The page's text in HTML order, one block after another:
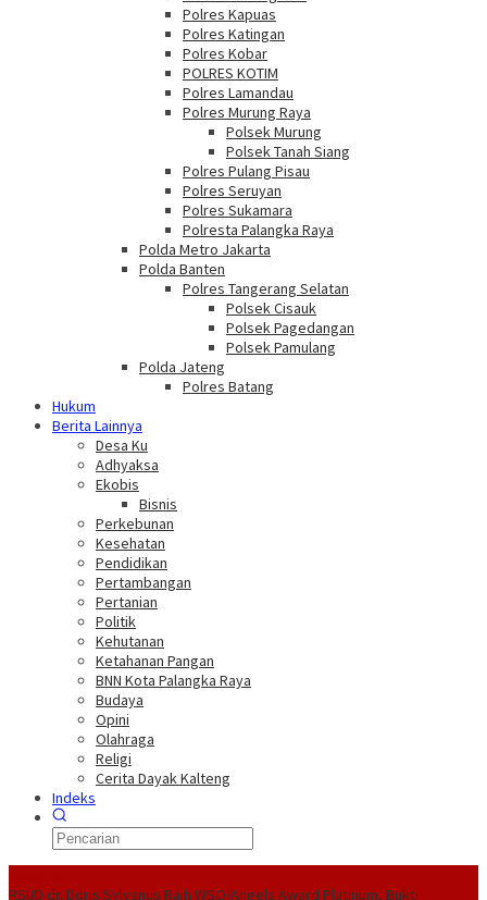
Polres Kapuas
Polres Katingan
Polres Kobar
POLRES KOTIM
Polres Lamandau
Polres Murung Raya
Polsek Murung
Polsek Tanah Siang
Polres Pulang Pisau
Polres Seruyan
Polres Sukamara
Polresta Palangka Raya
Polda Metro Jakarta
Polda Banten
Polres Tangerang Selatan
Polsek Cisauk
Polsek Pagedangan
Polsek Pamulang
Polda Jateng
Polres Batang
Hukum
Berita Lainnya
Desa Ku
Adhyaksa
Ekobis
Bisnis
Perkebunan
Kesehatan
Pendidikan
Pertambangan
Pertanian
Politik
Kehutanan
Ketahanan Pangan
BNN Kota Palangka Raya
Budaya
Opini
Olahraga
Religi
Cerita Dayak Kalteng
Indeks
RSUD dr. Doris Sylvanus Raih WSO/Angels Award Platinum, Bukti